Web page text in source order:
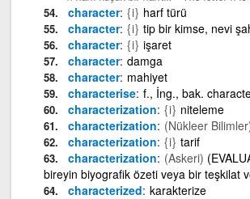
character {i} harf türü
character {i} tip bir kimse, nevi
character {i} işaret
character damga
character mahiyet
characterise f., İng., bak.
characterization {i} niteleme
characterization (Nükleer
characterization {i} tarif
characterization (Askeri)
bireyin biyografik özeti veya bir teşkilat
characterized karakterize